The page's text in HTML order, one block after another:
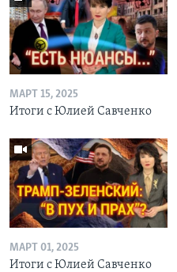
МАРТ 15, 2025
Итоги с Юлией Савченко
МАРТ 01, 2025
Итоги с Юлией Савченко